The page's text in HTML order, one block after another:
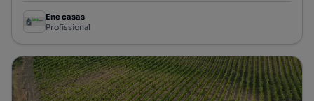
Ene casas
Profissional